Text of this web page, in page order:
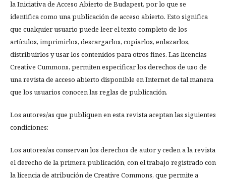
la Iniciativa de Acceso Abierto de Budapest, por lo que se
identifica como una publicación de acceso abierto. Esto significa
que cualquier usuario puede leer el texto completo de los
artículos, imprimirlos, descargarlos, copiarlos, enlazarlos,
distribuirlos y usar los contenidos para otros fines. Las licencias
Creative Cummons, permiten especificar los derechos de uso de
una revista de acceso abierto disponible en Internet de tal manera
que los usuarios conocen las reglas de publicación.
Los autores/as que publiquen en esta revista aceptan las siguientes
condiciones:
Los autores/as conservan los derechos de autor y ceden a la revista
el derecho de la primera publicación, con el trabajo registrado con
la licencia de atribución de Creative Commons, que permite a